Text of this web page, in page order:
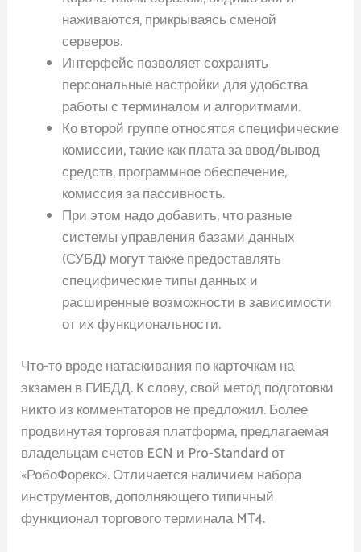
наживаются, прикрываясь сменой
серверов.
Интерфейс позволяет сохранять
персональные настройки для удобства
работы с терминалом и алгоритмами.
Ко второй группе относятся специфические
комиссии, такие как плата за ввод/вывод
средств, программное обеспечение,
комиссия за пассивность.
При этом надо добавить, что разные
системы управления базами данных
(СУБД) могут также предоставлять
специфические типы данных и
расширенные возможности в зависимости
от их функциональности.
Что-то вроде натаскивания по карточкам на
экзамен в ГИБДД. К слову, свой метод подготовки
никто из комментаторов не предложил. Более
продвинутая торговая платформа, предлагаемая
владельцам счетов ECN и Pro-Standard от
«РобоФорекс». Отличается наличием набора
инструментов, дополняющего типичный
функционал торгового терминала MT4.